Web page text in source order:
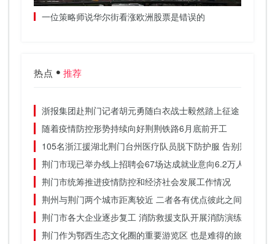
一位策略师说华尔街看涨欧洲股票是错误的
热点 推荐
浙报集团赴荆门记者胡元勇随白衣战士毅然踏上征途
随着疫情防控形势持续向好荆荆铁路6月底前开工
105名浙江援湖北荆门台州医疗队员脱下防护服 告别荆门的
荆门市现已举办线上招聘会67场达成就业意向6.2万人
荆门市统筹推进疫情防控和经济社会发展工作情况
荆州与荆门两个城市距离较近 二者各有优点彼此之间差别不
荆门市各大企业逐步复工 消防救援支队开展消防演练
荆门作为鄂西生态文化圈的重要游览区 也是难得的旅游胜地